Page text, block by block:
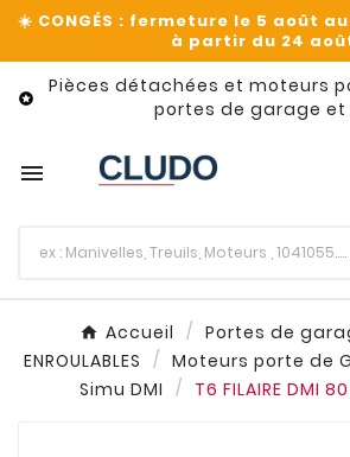

Pièces détachées et moteurs
portes de garage et

Accueil Portes de
ENROULABLES
Moteurs porte de
Simu DMI
T6 FILAIRE DMI